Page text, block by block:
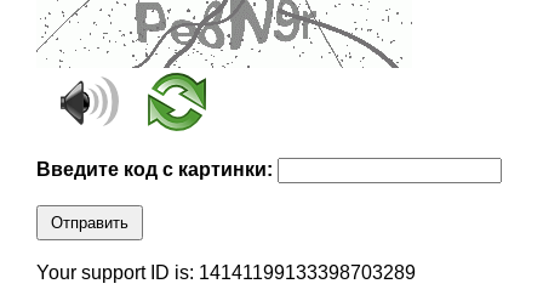
Введите код с картинки:
Отправить
Your support ID is: 14141199133398703289